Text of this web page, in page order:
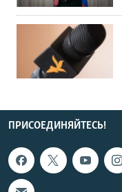
ПРИСОЕДИНЯЙТЕСЬ!